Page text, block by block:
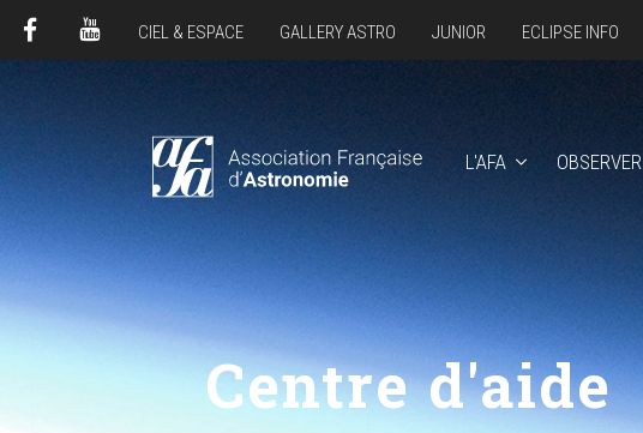
L'AFA OBSERVER
CIEL & ESPACE GALLERY ASTRO JUNIOR ECLIPSE INFO
Centre d'aide